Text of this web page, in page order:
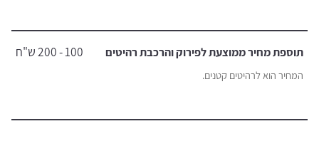
תוספת מחיר ממוצעת לפירוק והרכבת רהיטים
המחיר הוא לרהיטים קטנים.
100 - 200 ש"ח